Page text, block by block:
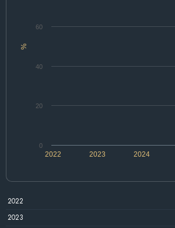
%
2022 2024
2023
0
20
40
60
2022
2023